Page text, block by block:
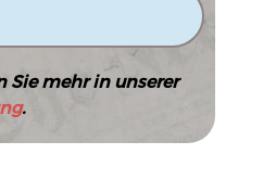
Sie mehr in unserer
.